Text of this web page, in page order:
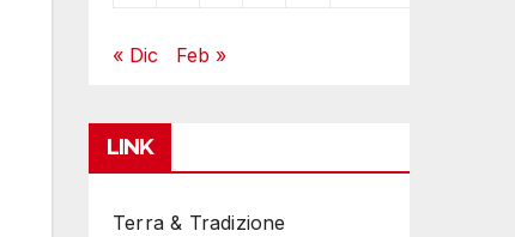
« Dic Feb »
LINK
Terra & Tradizione